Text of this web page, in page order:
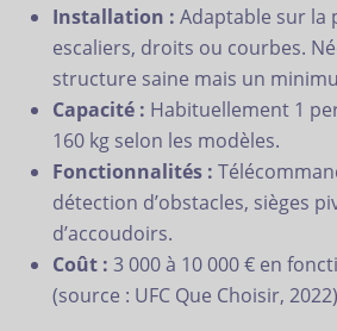
Installation : Adaptable sur la
escaliers, droits ou courbes.
structure saine mais un
Capacité : Habituellement 1
160 kg selon les modèles.
Fonctionnalités :
détection d’obstacles, sièges
d’accoudoirs.
Coût : 3 000 à 10 000 € en
(source : UFC Que Choisir,